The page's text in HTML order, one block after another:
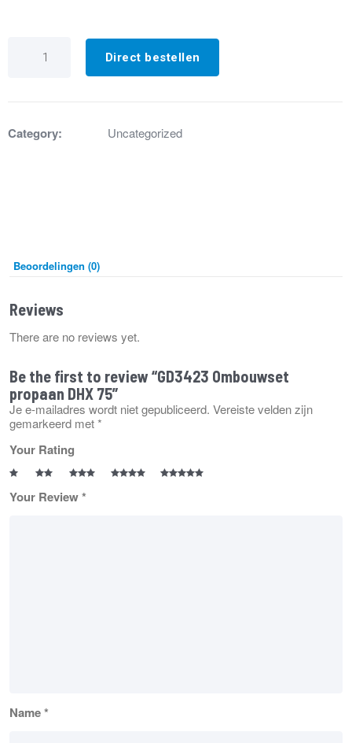
Ombouwset
Direct bestellen
Category: Uncategorized
Beoordelingen (0)
Reviews
There are no reviews yet.
Be the first to review “GD3423 Ombouwset
propaan DHX 75”
Je e-mailadres wordt niet gepubliceerd. Vereiste velden zijn
gemarkeerd met*
Your Rating
Your Review*
Name*